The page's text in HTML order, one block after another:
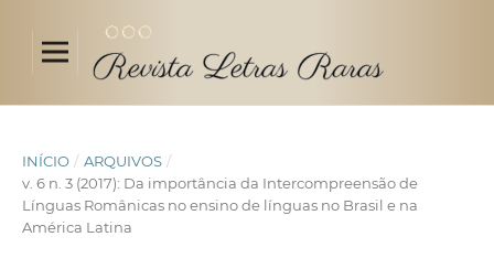
INÍCIO / ARQUIVOS /
v. 6 n. 3 (2017): Da importância da Intercompreensão de
Línguas Românicas no ensino de línguas no Brasil e na
América Latina